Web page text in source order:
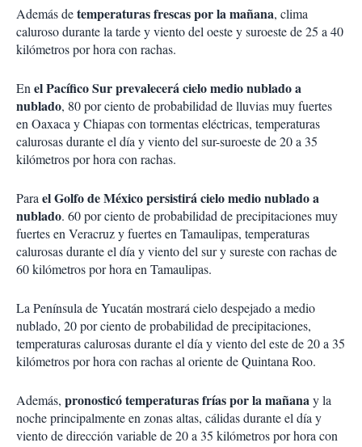
Además detemperaturas frescas por la mañana, clima
caluroso durante la tarde y viento del oeste y suroeste de 25 a 40
kilómetros por hora con rachas.
En el Pacífico Sur prevalecerá cielo medio nublado a
nublado, 80 por ciento de probabilidad de lluvias muy fuertes
en Oaxaca y Chiapas con tormentas eléctricas, temperaturas
calurosas durante el día y viento del sur-suroeste de 20 a 35
kilómetros por hora con rachas.
Para el Golfo de México persistirá cielo medio nublado a
nublado. 60 por ciento de probabilidad de precipitaciones muy
fuertes en Veracruz y fuertes en Tamaulipas, temperaturas
calurosas durante el día y viento del sur y sureste con rachas de
60 kilómetros por hora en Tamaulipas.
La Península de Yucatán mostrará cielo despejado a medio
nublado, 20 por ciento de probabilidad de precipitaciones,
temperaturas calurosas durante el día y viento del este de 20 a 35
kilómetros por hora con rachas al oriente de Quintana Roo.
Además, pronosticó temperaturas frías por la mañanay la
noche principalmente en zonas altas, cálidas durante el día y
viento de dirección variable de 20 a 35 kilómetros por hora con